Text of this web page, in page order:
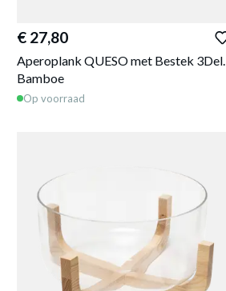
€ 27,80
Aperoplank QUESO met Bestek 3Del.
Bamboe
Op voorraad